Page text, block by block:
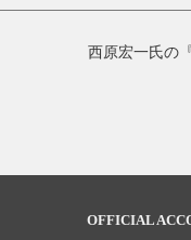
西原宏一氏の
OFFICIAL